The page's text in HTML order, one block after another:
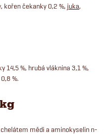
kořen čekanky 0,2 %, juka,
14,5 %, hrubá vláknina 3,1 %,
%.
mědi a aminokyselin n-